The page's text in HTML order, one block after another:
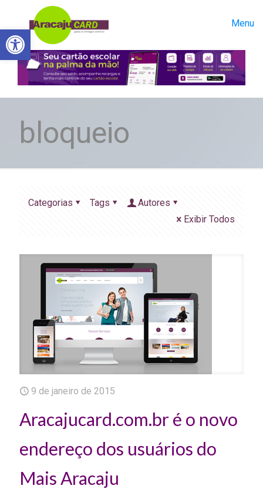
Abrir a barra de ferramentas
Menu
bloqueio
Categorias Tags
Autores
Exibir Todos
9 de janeiro de 2015
Aracajucard.com.br é o novo
endereço dos usuários do
Mais Aracaju